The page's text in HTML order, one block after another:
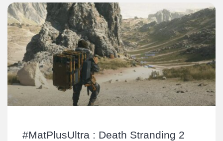
#MatPlusUltra : Death Stranding 2